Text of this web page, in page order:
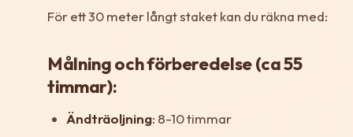
För ett 30 meter långt staket kan du räkna med:
Målning och förberedelse (ca 55
timmar):
Ändträoljning: 8-10 timmar